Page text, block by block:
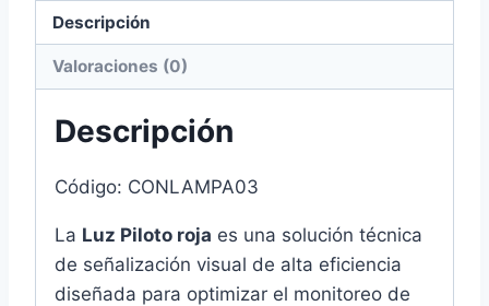
CC,
Descripción
Valoraciones (0)
Descripción
Código: CONLAMPA03
La Luz Piloto roja es una solución técnica
de señalización visual de alta eficiencia
diseñada para optimizar el monitoreo de